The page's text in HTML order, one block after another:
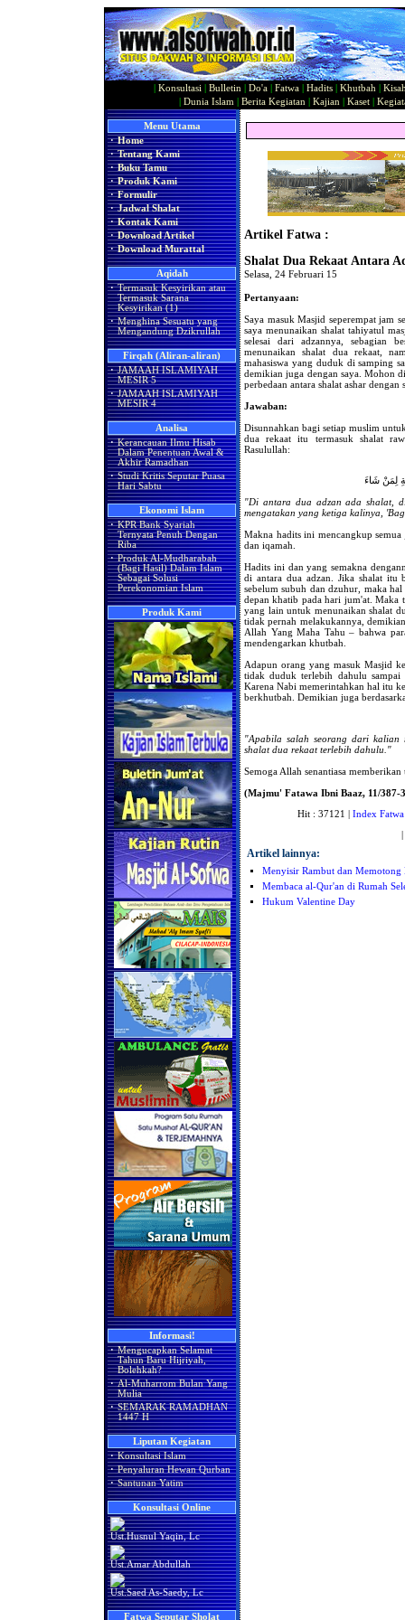
Konsultasi Bulletin Do'a Fatwa Hadits Khutbah
Dunia Islam Berita Kegiatan Kajian Kaset|
Menu Utama
· Home
· Tentang Kami
· Buku Tamu
· Produk Kami
· Formulir
· Jadwal Shalat
· Kontak Kami
· Download Artikel
· Download Murattal
Aqidah
· Termasuk Kesyirikan atau
Termasuk Sarana
Kesyirikan (1)
· Menghina Sesuatu yang
Mengandung Dzikrullah
Firqah (Aliran-aliran)
· JAMAAH ISLAMIYAH
MESIR 5
· JAMAAH ISLAMIYAH
MESIR 4
Analisa
· Kerancauan Ilmu Hisab
Dalam Penentuan Awal &
Akhir Ramadhan
· Studi Kritis Seputar Puasa
Hari Sabtu
Ekonomi Islam
· KPR Bank Syariah
Ternyata Penuh Dengan
Riba
· Produk Al-Mudharabah
(Bagi Hasil) Dalam Islam
Sebagai Solusi
Perekonomian Islam
Produk Kami
Informasi!
· Mengucapkan Selamat
Tahun Baru Hijriyah,
Bolehkah?
· Al-Muharrom Bulan Yang
Mulia
· SEMARAK RAMADHAN
1447 H
Liputan Kegiatan
· Konsultasi Islam
· Penyaluran Hewan Qurban
· Santunan Yatim
Konsultasi Online
Ust.Husnul Yaqin, Lc
Ust.Amar Abdullah
Ust.Saed As-Saedy, Lc
Fatwa Seputar Sholat
Artikel Fatwa :
Shalat Dua Rekaat Antara
Selasa, 24 Februari 15
Pertanyaan:
Saya masuk Masjid seperempat jam
saya menunaikan shalat tahiyatul
selesai dari adzannya, sebagian
menunaikan shalat dua rekaat,
mahasiswa yang duduk di samping
demikian juga dengan saya. Mohon
perbedaan antara shalat ashar
Jawaban:
Disunnahkan bagi setiap muslim
dua rekaat itu termasuk shalat
Rasulullah:
لِمَنْ شَاءَ
"Di antara dua adzan ada shalat,
mengatakan yang ketiga kalinya,
Makna hadits ini mencangkup
dan iqamah.
Hadits ini dan yang semakna
di antara dua adzan. Jika shalat itu
sebelum subuh dan dzuhur, maka
depan khatib pada hari jum'at. Maka
yang lain untuk menunaikan shalat
tidak pernah melakukannya,
Allah Yang Maha Tahu – bahwa
mendengarkan khutbah.
Adapun orang yang masuk Masjid
tidak duduk terlebih dahulu sampai
Karena Nabi memerintahkan hal itu
berkhutbah. Demikian juga
"Apabila salah seorang dari kalian
shalat dua rekaat terlebih dahulu."
Semoga Allah senantiasa
(Majmu' Fatawa Ibni Baaz, 11/387-
Hit : 37121 | Index Fatwa
|
Artikel lainnya:
Menyisir Rambut dan Memotong
Membaca al-Qur'an di Rumah
Hukum Valentine Day